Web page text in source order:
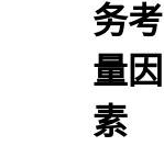
务考
量因
素